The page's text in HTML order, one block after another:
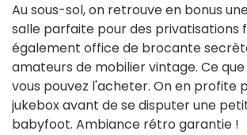
Au sous-sol, on retrouve en bonus
salle parfaite pour des privatisations
également office de brocante
amateurs de mobilier vintage. Ce que
vous pouvez l'acheter. On en profite
jukebox avant de se disputer une
babyfoot. Ambiance rétro garantie !